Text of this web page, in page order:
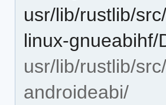
usr/lib/rustlib/
linux-gnueabihf/
usr/lib/rustlib/
androideabi/